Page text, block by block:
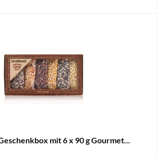
mit 6 x 90 g Gourmet...